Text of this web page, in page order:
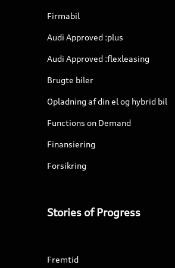
Firmabil
Audi Approved :plus
Audi Approved :flexleasing
Brugte biler
Opladning af din el og hybrid bil
Functions on Demand
Finansiering
Forsikring
Stories of Progress
Fremtid